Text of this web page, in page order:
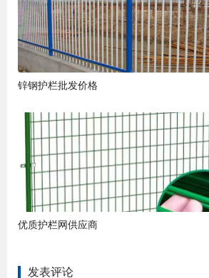
锌钢护栏批发价格
优质护栏网供应商
发表评论